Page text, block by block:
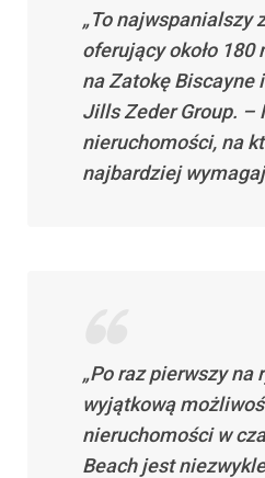
„To najwspanialszy
oferujący około
na Zatokę
Jills Zeder Group. –
nieruchomości, na
najbardziej
„Po raz pierwszy na
wyjątkową
nieruchomości w
Beach jest